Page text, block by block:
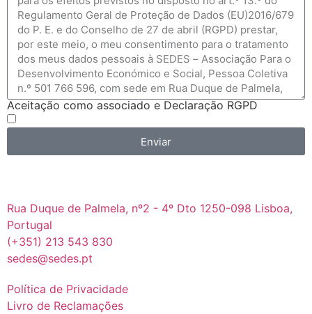
Aceitação como associado e Declaração RGPD
Enviar
Rua Duque de Palmela, nº2 - 4º Dto 1250-098 Lisboa,
Portugal
(+351) 213 543 830
sedes@sedes.pt
Política de Privacidade
Livro de Reclamações